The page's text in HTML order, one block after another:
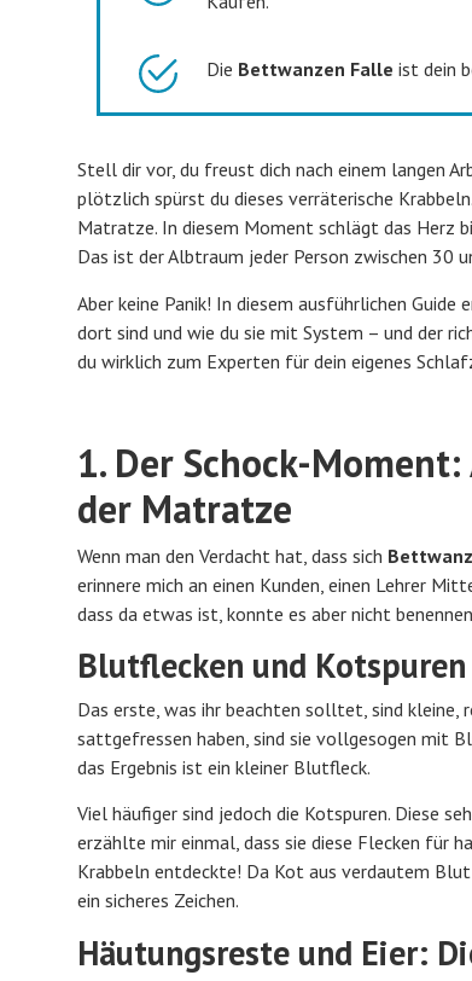
Die Bettwanzen Falle ist dein
Stell dir vor, du freust dich nach einem langen
plötzlich spürst du dieses verräterische
Matratze. In diesem Moment schlägt das Herz
Das ist der Albtraum jeder Person zwischen 30
Aber keine Panik! In diesem ausführlichen
dort sind und wie du sie mit System – und der
du wirklich zum Experten für dein eigenes
1. Der Schock-
der Matratze
Wenn man den Verdacht hat, dass sich
erinnere mich an einen Kunden, einen Lehrer
dass da etwas ist, konnte es aber nicht
Blutflecken und
Das erste, was ihr beachten solltet, sind kleine,
sattgefressen haben, sind sie vollgesogen mit
das Ergebnis ist ein kleiner Blutfleck.
Viel häufiger sind jedoch die Kotspuren. Diese
erzählte mir einmal, dass sie diese Flecken für
Krabbeln entdeckte! Da Kot aus verdautem
ein sicheres Zeichen.
Häutungsreste und Eier: